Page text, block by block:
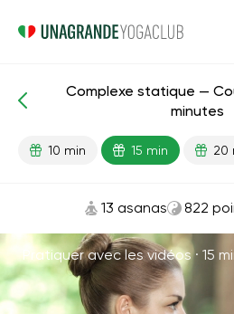
Énergie
Complexe statique —
minutes
10 min 15 min 20
13 asanas 822
Pratiquer avec les vidéos · 15